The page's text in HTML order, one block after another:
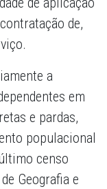
de,
a
em
e pardas,
populacional
censo
Geografia e